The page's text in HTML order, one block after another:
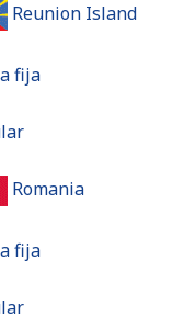
Reunion Island
fija
Romania
fija